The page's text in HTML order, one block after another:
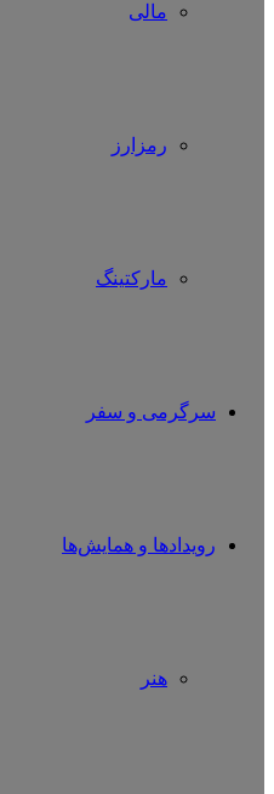
مالی
رمزارز
مارکتینگ
سرگرمی و سفر
رویدادها و همایش‌ها
هنر